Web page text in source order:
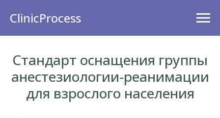
ClinicProcess
Стандарт оснащения группы
анестезиологии-реанимации
для взрослого населения